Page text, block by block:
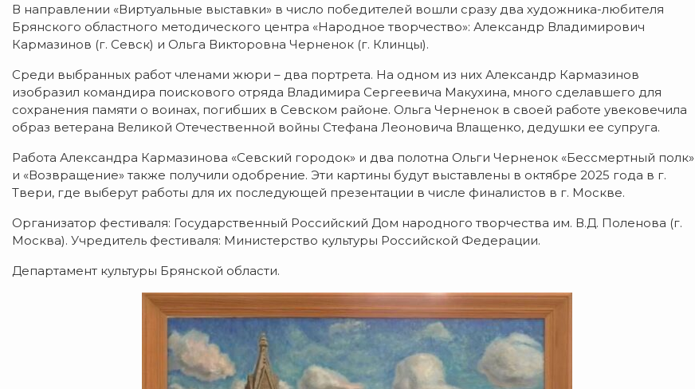
В направлении «Виртуальные выставки» в число победителей вошли сразу два художника-любителя
Брянского областного методического центра «Народное творчество»: Александр Владимирович
Кармазинов (г. Севск) и Ольга Викторовна Черненок (г. Клинцы).
Среди выбранных работ членами жюри – два портрета. На одном из них Александр Кармазинов
изобразил командира поискового отряда Владимира Сергеевича Макухина, много сделавшего для
сохранения памяти о воинах, погибших в Севском районе. Ольга Черненок в своей работе увековечила
образ ветерана Великой Отечественной войны Стефана Леоновича Влащенко, дедушки ее супруга.
Работа Александра Кармазинова «Севский городок» и два полотна Ольги Черненок «Бессмертный полк»
и «Возвращение» также получили одобрение. Эти картины будут выставлены в октябре 2025 года в г.
Твери, где выберут работы для их последующей презентации в числе финалистов в г. Москве.
Организатор фестиваля: Государственный Российский Дом народного творчества им. В.Д. Поленова (г.
Москва). Учредитель фестиваля: Министерство культуры Российской Федерации.
Департамент культуры Брянской области.